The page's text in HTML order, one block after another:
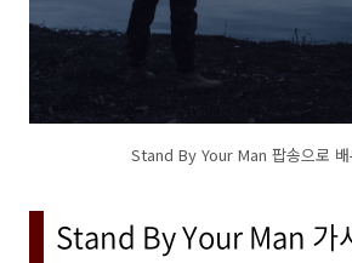
Stand By Your Man 팝송으로 배
Stand By Your Man 가